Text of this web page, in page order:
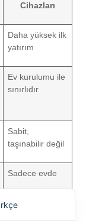
Cihazları
Daha yüksek ilk
yatırım
Ev kurulumu ile
sınırlıdır
Sabit,
taşınabilir değil
Sadece evde
Indonesia